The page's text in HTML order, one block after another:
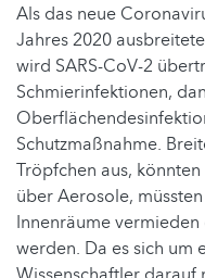
Als das neue
Jahres 2020
wird SARS-CoV-2
Schmierinfektionen,
Schutzmaßnahme.
Tröpfchen aus,
über Aerosole,
Innenräume
werden. Da es sich um